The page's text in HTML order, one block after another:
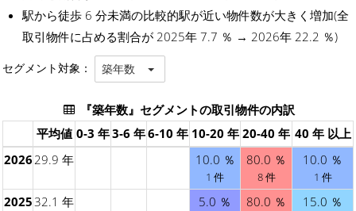
駅から徒歩 6 分未満の比較的駅が近い物件数が大きく増加(全
取引物件に占める割合が 2025年 7.7 ％ → 2026年 22.2 ％)
セグメント対象： 築年数
『築年数』セグメントの取引物件の内訳
平均値 0-3 年3-6 年6-10 年 10-20 年 20-40 年 40 年 以上
202629.9 年 10.0 ％
1 件
80.0 ％
8 件
10.0 ％
1 件
202532.1 年 5.0 ％ 80.0 ％ 15.0 ％